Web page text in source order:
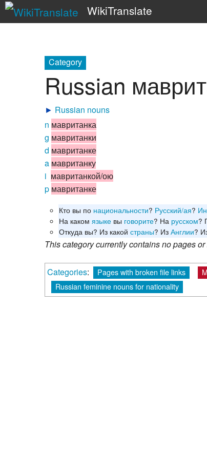
WikiTranslate
Category
Russian
► Russian nouns
n мавританка
g мавританки
d мавританке
a мавританку
i мавританкой/ою
p мавританке
Кто вы по национальности? Русский/ая?
На какомязыке вы говорите? На русском?
Откуда вы? Из какойстраны? ИзАнглии?
This category currently contains no pages
Categories: Pages with broken file links
Russian feminine nouns for nationality